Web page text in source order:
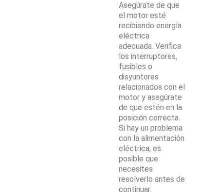
Asegúrate de que
el motor esté
recibiendo energía
eléctrica
adecuada. Verifica
los interruptores,
fusibles o
disyuntores
relacionados con el
motor y asegúrate
de que estén en la
posición correcta.
Si hay un problema
con la alimentación
eléctrica, es
posible que
necesites
resolverlo antes de
continuar.